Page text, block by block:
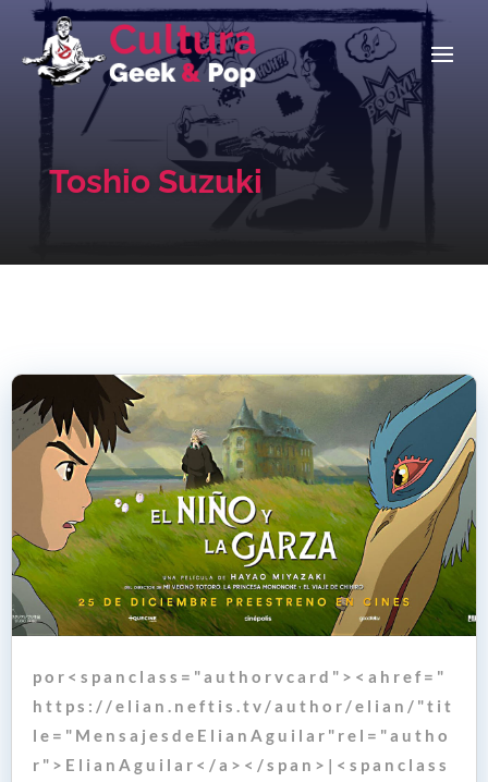
Toshio Suzuki
p o r < s p a n c l a s s = " a u t h o r v c a r d " > < a h r e f = "
h t t p s : / / e l i a n . n e f t i s . t v / a u t h o r / e l i a n / " t i t
l e = " M e n s a j e s d e E l i a n A g u i l a r " r e l = " a u t h o
r " > E l i a n A g u i l a r < / a > < / s p a n > | < s p a n c l a s s